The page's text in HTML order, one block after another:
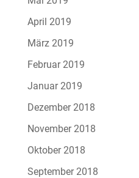
April 2019
März 2019
Februar 2019
Januar 2019
Dezember 2018
November 2018
Oktober 2018
September 2018